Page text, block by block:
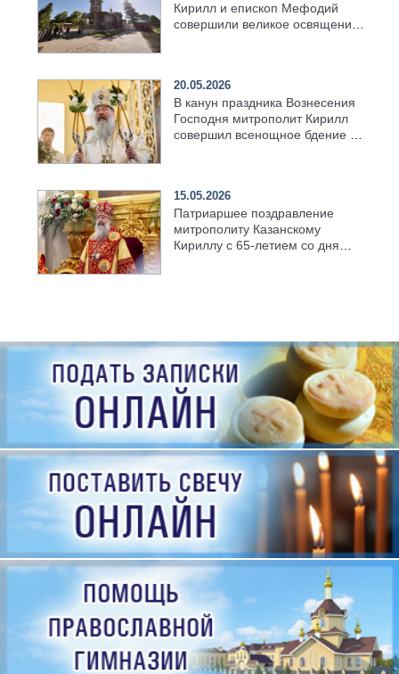
Кирилл и епископ Мефодий
совершили великое освящение
20.05.2026
В канун праздника Вознесения
Господня митрополит Кирилл
совершил всенощное бдение в
15.05.2026
Патриаршее поздравление
митрополиту Казанскому
Кириллу с 65-летием со дня